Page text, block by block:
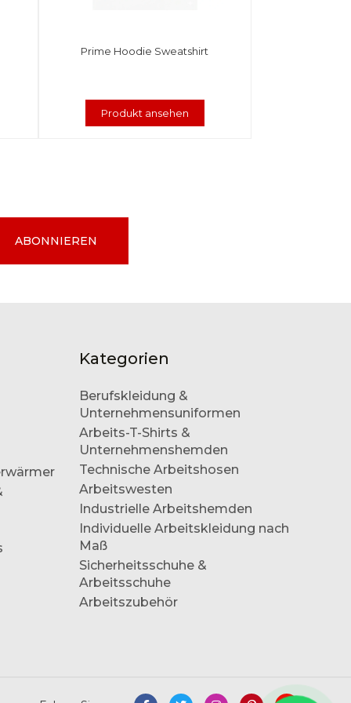
Prime Hoodie Sweatshirt
Produkt ansehen
ABONNIEREN
Kategorien
Berufskleidung &
Unternehmensuniformen
Arbeits-T-Shirts &
Unternehmenshemden
Technische Arbeitshosen
Arbeitswesten
Industrielle Arbeitshemden
Individuelle Arbeitskleidung nach
Maß
Sicherheitsschuhe &
Arbeitsschuhe
Arbeitszubehör